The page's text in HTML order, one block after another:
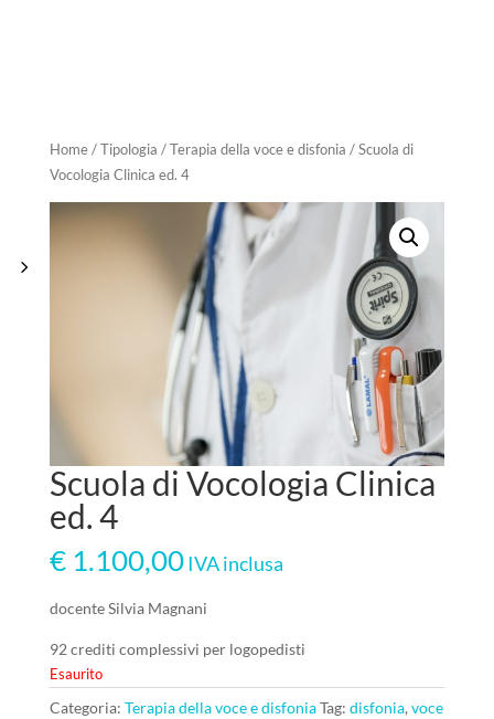
Home/Tipologia /Terapia della voce e disfonia / Scuola di
Vocologia Clinica ed. 4
Scuola di Vocologia Clinica
ed. 4
€1.100,00 IVA inclusa
docente Silvia Magnani
92 crediti complessivi per logopedisti
Esaurito
Categoria: Terapia della voce e disfoniaTag: disfonia, voce